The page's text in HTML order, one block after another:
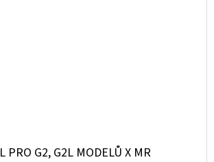
PRO G2, G2L MODELŮ X MR